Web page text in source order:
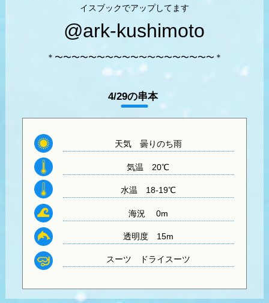
イスブックでアップしてます
@ark-kushimoto
＊〜〜〜〜〜〜〜〜〜〜〜〜〜〜〜〜〜〜〜＊
4/29の串本
天気 曇りのち雨
気温 20℃
水温 18-19℃
海況 0m
透明度15m
スーツ ドライスーツ